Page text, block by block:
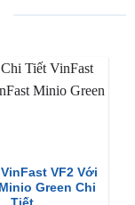
VF2 Với
Green Chi